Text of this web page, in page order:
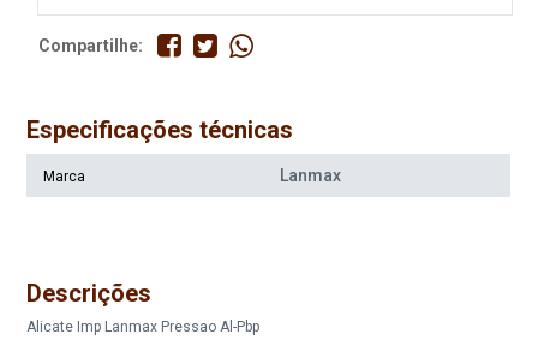
Compartilhe:
Especificações técnicas
Marca Lanmax
Descrições
Alicate Imp Lanmax Pressao Al-Pbp